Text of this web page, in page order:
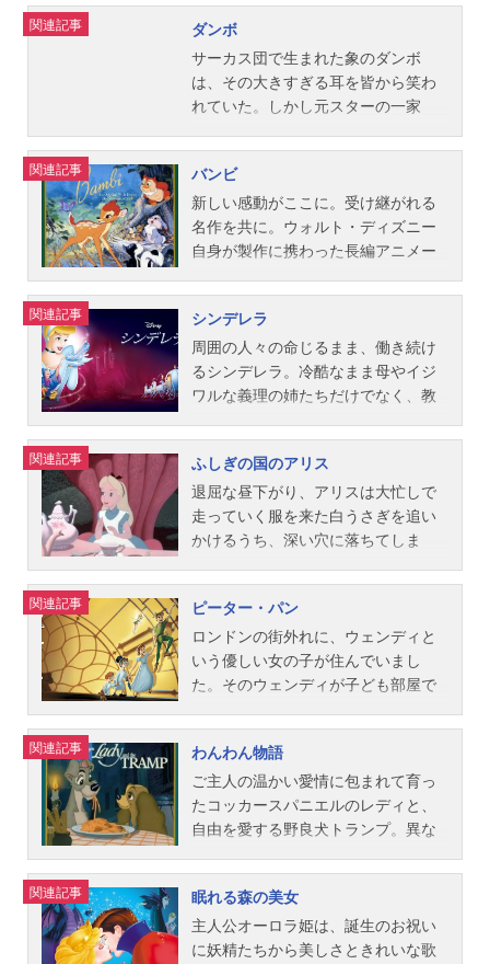
女：北林谷栄先生：東野英治郎ごき
げん：三遊亭円馬ねぼすけ：柳家小
さんくしゃみ：坊屋三郎おこりん
ぼ：三津田健てれすけ：春風亭枝雀
おとぼけ：エディ・コリンズ魔法の
ター：村上冬樹【1980年公開版】白
雪姫：小鳩くるみ王子：三林輝夫女
王／魔女：里見京子先生：熊倉一雄
ごきげん：滝口順平ねぼすけ：北村
弘一くしゃみ：槐柳二おこりんぼ：
け：エディ・コリンズ魔法の鏡：大
木民夫狩人：八代駿ナレーター：谷
育子スタッフ監督：デイヴィッド・
ハンド脚本：テッド・シアーズ、オ
ットー・イング...
せられてしまい…。作品名ピノキオ
放送形態劇場版アニメスケジュール1
952年5月17日（土）※吹替えでの公
開は1959年キャスト【1959年公開
版】ピノキオ：佐々木清和（台
リケット：坊屋三郎（台詞）、宮本
正（歌）ゼペット：三津田健妖精
（ブルー・フェアリー）：松田トシ
正直ジョン（オネスト・ジョン）：
三升家小勝ランピー（ランプウィッ
車屋のだんな（コーチマン）：古今
亭今輔オランダ娘人形：和田京子フ
ランス娘人形：富沢志満ロシア娘人
形：依田緑【1983年公開版】ピノキ
オ：初沢亜利（台詞）、辻治樹
ミニー・クリケット：肝付兼太（台
詞）、田村しげる（歌）ゼペット：
熊倉一雄妖精（ブルー・フェアリ
ー）：一城みゆ希正直ジョン（オネ
スト・ジョン...
ち、「魔法使いの弟子」に扮した人
気者ミッキーマウスも夜空の星たち
を指揮して大熱演…。画面いっぱい
にあふれる夢とファンタジーは、時
代を超え色褪せることなく輝き続け
甦った色彩とサウンドが、いま新た
なる感動とセンセーションを呼び起
こします。作品名ファンタジア放送
形態劇場版アニメスケジュール1955
年9月23日（金）キャストミッキーマ
督：ベン・シャープスティーン脚
本：ジョー・グラント ディック・
ヒューマー指揮：レオポルド・スト
コフスキー演奏：フィラデルフィア
管弦楽団公開開始年＆季節1955アニ
式サイト『ディズニー・スタジオ
（アニメーション）』公式X（Twitte
r）動画配信情報【PR】※本ページは
動画配信サービスのプロモーション
が含まれています。※詳細や最新の
をご確認ください。DMMTV月額550
円（税込）で新作アニメから懐かし
の名作まで見放題の「DMMTV」。マ
ルチデバイス対応で、会員限定のお
得な特...
関連記事
ダンボ
サーカス団で生まれた象のダンボ
は、その大きすぎる耳を皆から笑わ
れていた。しかし元スターの一家
る日、彼が空を飛べることが発覚す
るが、それを他のサーカス団に知ら
れてしまう。作品名ダンボ放送形態
劇場版アニメスケジュール1954年3
月12日（金）キャスト【1954年公開
ボ：丘さとみメイトリアーク：大坪
日出代団長：古川緑波コウノトリ：
三木鶏郎キャティ：七尾伶子ギグル
ズ：田村淑子プリシー：安双三枝牧
師カラス：加藤治ナレーション：竹
ー：三田松五郎ジャンボ：眞理ヨシ
コメイトリアーク：瀬能礼子団長：
阪脩コウノトリ：はせさん治キャテ
ィ：牧野和子ギグルズ：太田淑子プ
リシー：小宮和枝ジム・クロウ/ダン
伊沢弘眼鏡カラス：山崎哲也帽子カ
ラス：島田敏デブカラス：永井寛孝
スミッティー：宮川陽介ジョー：槐
柳二ケイシー・ジュニア：池水通洋
ナレーション：村越伊知郎【ソフト
磯辺万沙子メイトリアーク：久保田
民絵団長：内田稔コウノトリ：関時
男キャティ：北城真記子ギグルズ：
一柳みるプリシー：土井美加ジム・
クロ...
関連記事
バンビ
新しい感動がここに。受け継がれる
名作を共に。ウォルト・ディズニー
自身が製作に携わった長編アニメー
子鹿のバンビは、友達のとんすけや
ガールフレンドのファリーンなど、
楽しい森の仲間たちに出会い、喜び
や悲しみを経験しながら、やがて逞
しく成長していきます。動物たちの
や厳しさの中で、伸びやかに成長し
ていく子供たちの姿を、情緒豊かに
描いたディズニーの名作。極上の音
楽に彩られ、世代を超えて心に刻ま
れていく永遠の感動作を、お楽しみ
場版アニメシリーズバンビスケジュ
ール1951年5月18日（金）キャスト
＜ソフト版＞バンビ：依田有滋バン
ビ（子供）：林勇ファリーン：加藤
陵子ファリーン（子供）：押谷芽衣
供）：稲葉祐貴フラワー：小野晃弘
フラワー（子供）：湯沢真伍森の王
様：岸野幸正お母さん：杉村理加フ
クロウ：熊倉一雄スタッフ監督：デ
イヴィッド・ハンドシークエンス監
ロバーツアニメーション監督：フラ
ンク・トーマス、ミルト・カール、
エリック・ラーソン、オリー・ジョ
ンストン原作：フェリックス・...
関連記事
シンデレラ
周囲の人々の命じるまま、働き続け
るシンデレラ。冷酷なまま母やイジ
ワルな義理の姉たちだけでなく、教
の日の始まりをシンデレラに告げま
す。それでも夢見ることだけは誰も
止められません。シンデレラはいつ
か願いが叶うと強く信じ続けます。
ある時、宮廷舞踏会への招待状が届
がきたと喜んだのもつかの間、まま
母トレメイン夫人に焚き付けられた
義理の姉たちはシンデレラのドレス
をビリビリに破いてしまいます。シ
ンデレラが希望を失いかけた時、妖
ィ・バビディ・ブー」という呪文と
ともに魔法の杖を一振りすると、カ
ボチャは壮麗な馬車に、そしてシン
デレラのボロボロの服は光り輝くド
レスに変わり、シンデレラは宮廷舞
夜の12時になった途端、魔法は解け
てしまいます―。しかし、勇敢な友
だちのネズミたちの助けとガラスの
靴のおかげで、シンデレラの物語は
関連記事
ふしぎの国のアリス
退屈な昼下がり、アリスは大忙しで
走っていく服を来た白うさぎを追い
かけるうち、深い穴に落ちてしま
でしまいます。自分の体は伸び縮
み、美しい花たちは歌いだし、“お誕
生日じゃない日”をお祝いし、おかし
なことばかり起こります。双子のデ
ィーとダム、チェシャ猫、マッドハ
なキャラクターが次から次へと現れ
て、アリスはシュールで不思議な冒
険を続けるうちに…。作品名ふしぎ
の国のアリス放送形態劇場版アニメ
スケジュール1953年8月19日（水）
【1973年公開版】アリス：上原ゆか
りチェシャ猫：山田康雄【ソフト
版】アリス：土井美加白うさぎ：牛
山茂チェシャ猫：関時男マッドハッ
関連記事
ピーター・パン
ロンドンの街外れに、ウェンディと
いう優しい女の子が住んでいまし
た。そのウェンディが子ども部屋で
までも12歳のままの不思議な少年ピ
ーター・パンと、焼きもちやきのテ
ィンカー・ベルがやって来たので
す。そしてウェンディと弟たちを“ネ
バーランド”へ招待します。ティンカ
て、右から二番目の星を目指してま
っすぐに飛んでいけば、そこは大人
にならなくてもいい島“ネバーラン
ド”!ところが、ピーター・パンを目の
関連記事
わんわん物語
ご主人の温かい愛情に包まれて育っ
たコッカースパニエルのレディと、
自由を愛する野良犬トランプ。異な
に惹かれ合い、心を通わせていきま
す。ところがある晩、ご主人の留守
中にレディの家で大変な事件が起き
て…。ロマンティックな名曲“ベラ・
関連記事
眠れる森の美女
主人公オーロラ姫は、誕生のお祝い
に妖精たちから美しさときれいな歌